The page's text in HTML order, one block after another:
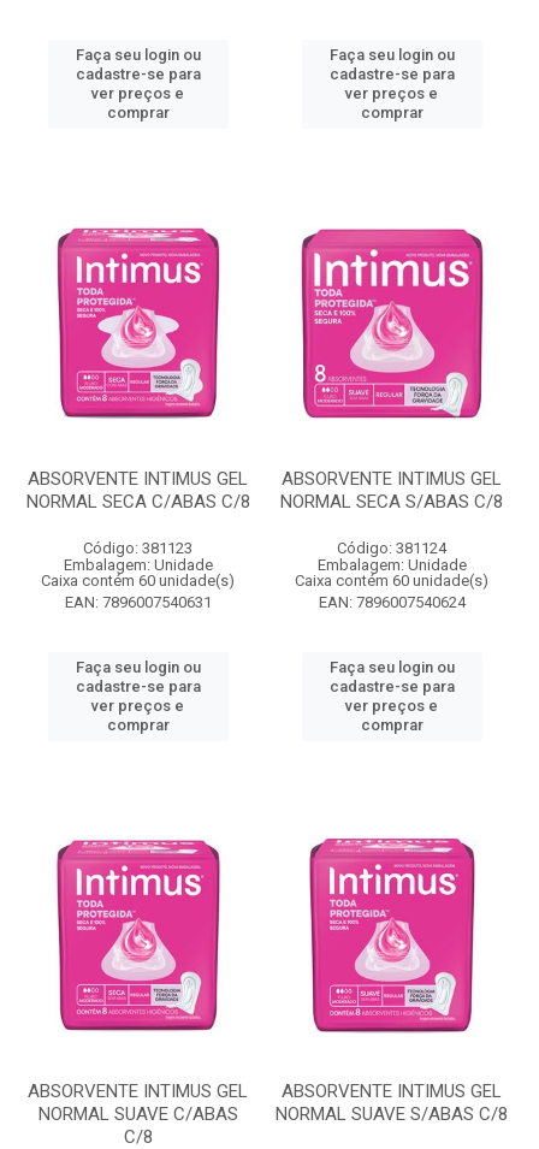
Faça seu login ou
cadastre-se para
ver preços e
comprar
Faça seu login ou
cadastre-se para
ver preços e
comprar
ABSORVENTE INTIMUS GEL
NORMAL SECA C/ABAS C/8
Código: 381123
Embalagem: Unidade
Caixa contém 60 unidade(s)
EAN: 7896007540631
Faça seu login ou
cadastre-se para
ver preços e
comprar
ABSORVENTE INTIMUS GEL
NORMAL SECA S/ABAS C/8
Código: 381124
Embalagem: Unidade
Caixa contém 60 unidade(s)
EAN: 7896007540624
Faça seu login ou
cadastre-se para
ver preços e
comprar
ABSORVENTE INTIMUS GEL
NORMAL SUAVE C/ABAS
C/8
ABSORVENTE INTIMUS GEL
NORMAL SUAVE S/ABAS C/8